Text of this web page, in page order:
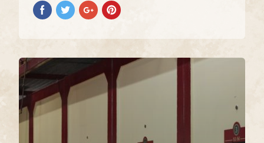
Partilhar
no
Partilhar
no
Partilhar
no
Partilhar
no